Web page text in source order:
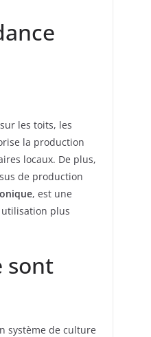
les toits, les
la production
locaux. De plus,
de production
, est une
utilisation plus
sont
système de culture